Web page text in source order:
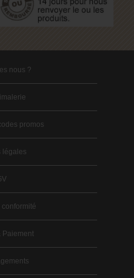
nous ?
promos
légales
Paiement